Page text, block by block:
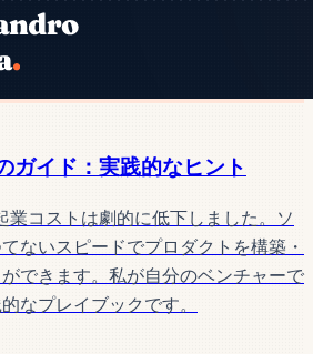
ガイド：実践的なヒント
コストは劇的に低下しました。ソ
ないスピードでプロダクトを構築・
できます。私が自分のベンチャーで
なプレイブックです。